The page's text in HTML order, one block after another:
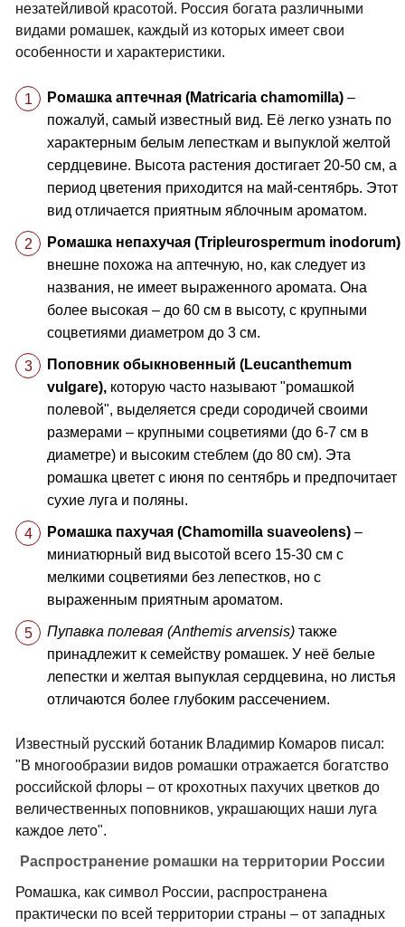
незатейливой красотой. Россия богата различными
видами ромашек, каждый из которых имеет свои
особенности и характеристики.
Ромашка аптечная (Matricaria chamomilla) –
пожалуй, самый известный вид. Её легко узнать по
характерным белым лепесткам и выпуклой желтой
сердцевине. Высота растения достигает 20-50 см, а
период цветения приходится на май-сентябрь. Этот
вид отличается приятным яблочным ароматом.
Ромашка непахучая (Tripleurospermum inodorum)
внешне похожа на аптечную, но, как следует из
названия, не имеет выраженного аромата. Она
более высокая – до 60 см в высоту, с крупными
соцветиями диаметром до 3 см.
Поповник обыкновенный (Leucanthemum
vulgare), которую часто называют "ромашкой
полевой", выделяется среди сородичей своими
размерами – крупными соцветиями (до 6-7 см в
диаметре) и высоким стеблем (до 80 см). Эта
ромашка цветет с июня по сентябрь и предпочитает
сухие луга и поляны.
Ромашка пахучая (Chamomilla suaveolens) –
миниатюрный вид высотой всего 15-30 см с
мелкими соцветиями без лепестков, но с
выраженным приятным ароматом.
Пупавка полевая (Anthemis arvensis) также
принадлежит к семейству ромашек. У неё белые
лепестки и желтая выпуклая сердцевина, но листья
отличаются более глубоким рассечением.
Известный русский ботаник Владимир Комаров писал:
"В многообразии видов ромашки отражается богатство
российской флоры – от крохотных пахучих цветков до
величественных поповников, украшающих наши луга
каждое лето".
Распространение ромашки на территории России
Ромашка, как символ России, распространена
практически по всей территории страны – от западных